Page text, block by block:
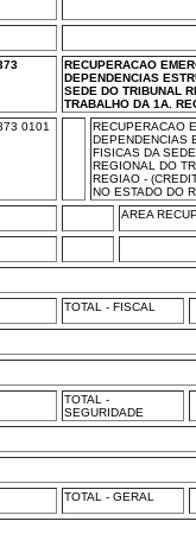
RECUPERACAO
DEPENDENCIAS
SEDE DO TRIBUNAL
TRABALHO DA 1A.
0101
RECUPERACAO
DEPENDENCIAS
FISICAS DA
REGIONAL DO
REGIAO -
NO ESTADO DO
AREA
TOTAL - FISCAL
TOTAL -
SEGURIDADE
TOTAL - GERAL